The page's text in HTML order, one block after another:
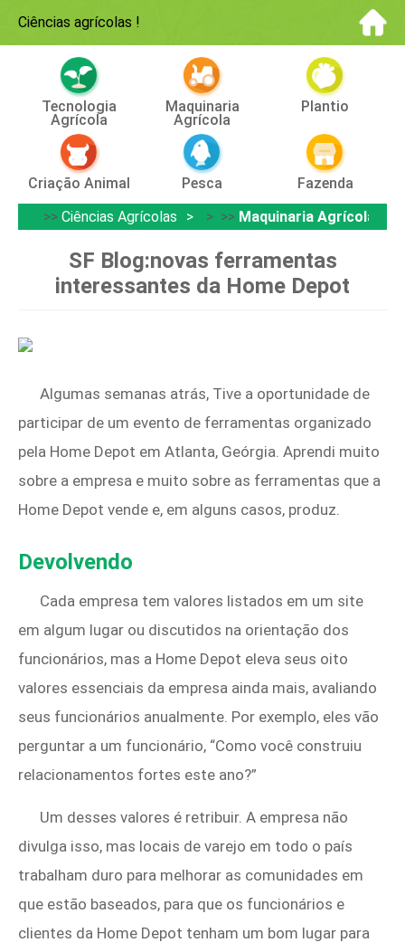
Ciências agrícolas !
Tecnologia
Agrícola
Maquinaria
Agrícola
Plantio
Criação Animal Pesca
Fazenda
>> Ciências Agrícolas > >> Maquinaria Agrícola
SF Blog:novas ferramentas
interessantes da Home Depot
Algumas semanas atrás, Tive a oportunidade de
participar de um evento de ferramentas organizado
pela Home Depot em Atlanta, Geórgia. Aprendi muito
sobre a empresa e muito sobre as ferramentas que a
Home Depot vende e, em alguns casos, produz.
Devolvendo
Cada empresa tem valores listados em um site
em algum lugar ou discutidos na orientação dos
funcionários, mas a Home Depot eleva seus oito
valores essenciais da empresa ainda mais, avaliando
seus funcionários anualmente. Por exemplo, eles vão
perguntar a um funcionário, “Como você construiu
relacionamentos fortes este ano?”
Um desses valores é retribuir. A empresa não
divulga isso, mas locais de varejo em todo o país
trabalham duro para melhorar as comunidades em
que estão baseados, para que os funcionários e
clientes da Home Depot tenham um bom lugar para